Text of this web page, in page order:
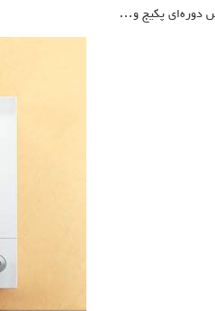
دوره‌ای پکیج و…